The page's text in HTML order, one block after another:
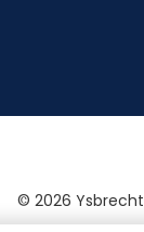
© 2026